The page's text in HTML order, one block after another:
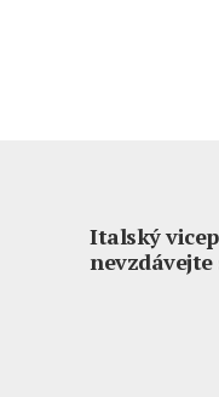
Italský
nevzdávejte